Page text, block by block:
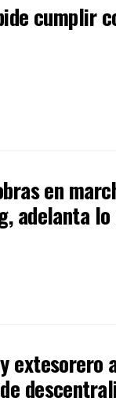
cumplir
en
adelanta
extesorero